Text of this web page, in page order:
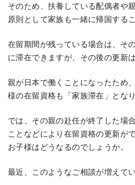
そのため、扶養している配偶者や
原則として家族も一緒に帰国する
在留期間が残っている場合は、そ
に滞在できますが、その後の更新
親が日本で働くことになったため
様の在留資格も「家族滞在」となり
では、その親の赴任が終了した場
ことなどにより在留資格の更新が
お子様はどうなるのでしょうか。
最近、このようなご相談が増えてい